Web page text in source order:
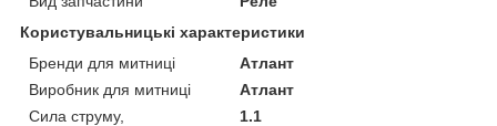
Користувальницькі характеристики
Бренди для митниці
Атлант
Виробник для митниці
Атлант
Сила струму,
1.1